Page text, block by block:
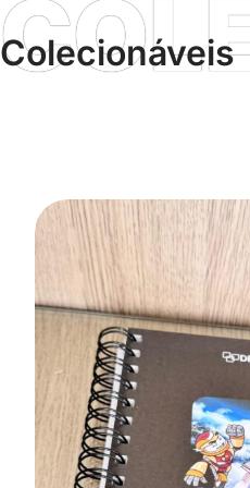
Colecionáveis